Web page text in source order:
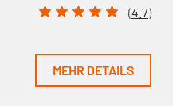
(4.7)
MEHR DETAILS